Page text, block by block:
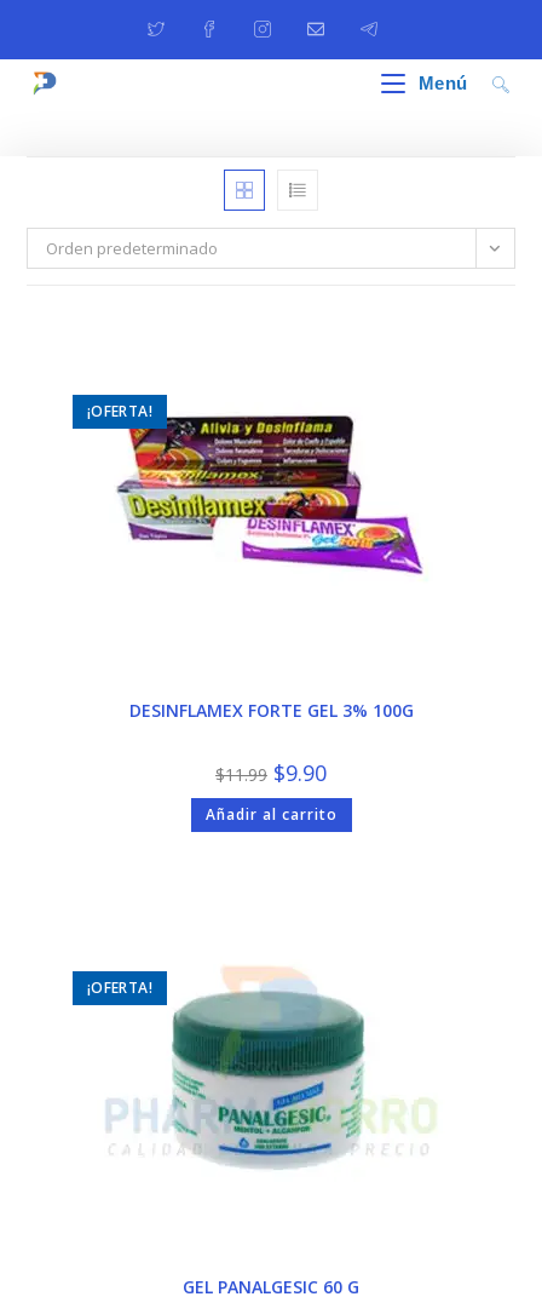
Menú
Orden predeterminado
¡OFERTA!
DESINFLAMEX FORTE GEL 3% 100G
$11.99 El
precio
original
era:
$11.99.
$9.90El
precio
actual
es:
$9.90.
Añadir al carrito
¡OFERTA!
GEL PANALGESIC 60 G